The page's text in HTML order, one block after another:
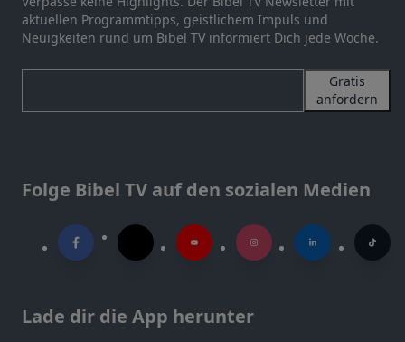
aktuellen Programmtipps, geistlichem Impuls und
Neuigkeiten rund um Bibel TV informiert Dich jede Woche.
Gratis
anfordern
Folge Bibel TV auf den sozialen Medien
Lade dir die App herunter